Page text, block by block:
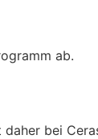
ab.
bei